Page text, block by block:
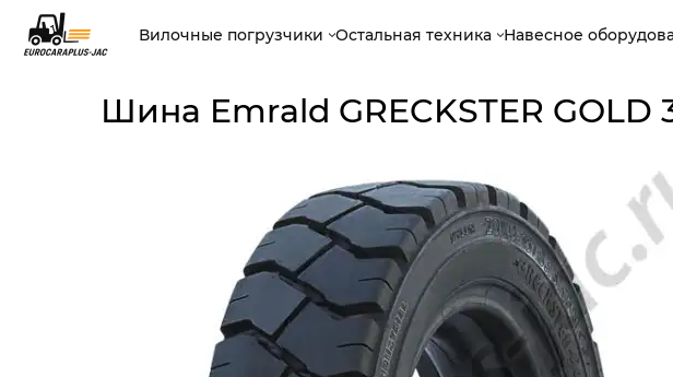
Вилочные погрузчики Остальная техника Навесное
Шина Emrald GRECKSTER GOLD